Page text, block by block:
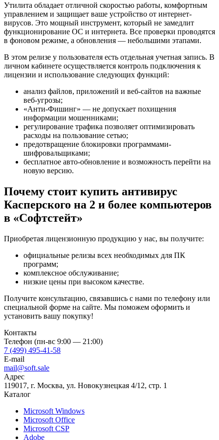
Утилита обладает отличной скоростью работы, комфортным
управлением и защищает ваше устройство от интернет-
вирусов. Это мощный инструмент, который не замедлит
функционирование ОС и интернета. Все проверки проводятся
в фоновом режиме, а обновления — небольшими этапами.
В этом релизе у пользователя есть отдельная учетная запись. В
личном кабинете осуществляется контроль подключения к
лицензии и использование следующих функций:
анализ файлов, приложений и веб-сайтов на важные
веб-угрозы;
«Анти-Фишинг» — не допускает похищения
информации мошенниками;
регулирование трафика позволяет оптимизировать
расходы на пользование сетью;
предотвращение блокировки программами-
шифровальщиками;
бесплатное авто-обновление и возможность перейти на
новую версию.
Почему стоит купить антивирус
Касперского на 2 и более компьютеров
в «Софтстейт»
Приобретая лицензионную продукцию у нас, вы получите:
официальные релизы всех необходимых для ПК
программ;
комплексное обслуживание;
низкие цены при высоком качестве.
Получите консультацию, связавшись с нами по телефону или
специальной форме на сайте. Мы поможем оформить и
установить вашу покупку!
Контакты
Телефон (пн-вс 9:00 — 21:00)
7 (499) 495-41-58
E-mail
mail@soft.sale
Адрес
119017, г. Москва, ул. Новокузнецкая 4/12, стр. 1
Каталог
Microsoft Windows
Microsoft Office
Microsoft CSP
Adobe